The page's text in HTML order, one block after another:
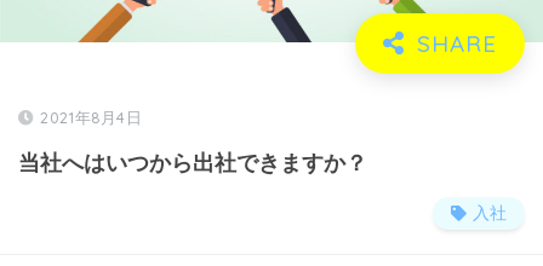
2021年8月4日
当社へはいつから出社できますか？
入社